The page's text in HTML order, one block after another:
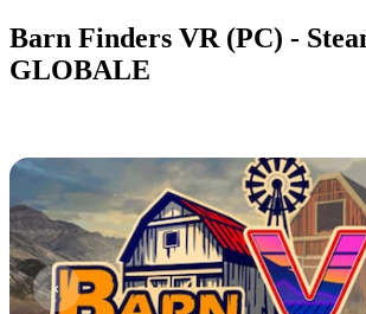
Barn Finders VR (PC) -
GLOBALE